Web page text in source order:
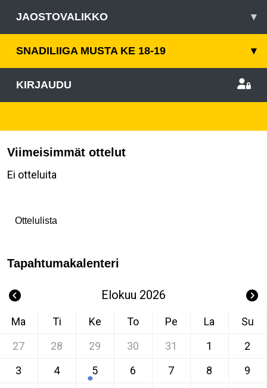
JAOSTOVALIKKO ▾
SNADILIIGA MUSTA KE 18-19 ▾
KIRJAUDU
Viimeisimmät ottelut
Ei otteluita
Ottelulista
Tapahtumakalenteri
Elokuu 2026
Ma Ti Ke To Pe La
Su
27
28 29 30 31 1
2
3
4 5 6 7 8
9